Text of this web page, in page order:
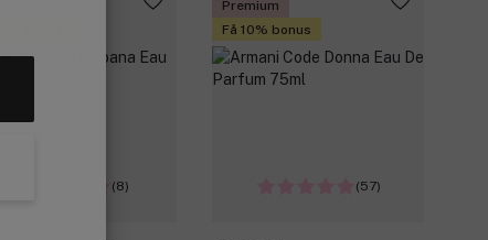
(8)
Premium
Få 10% bonus
(57)